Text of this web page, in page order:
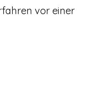
vor einer